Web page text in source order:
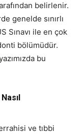
belirlenir.
genelde sınırlı
Sınavı ile en çok
bölümüdür.
bu
ve tıbbi